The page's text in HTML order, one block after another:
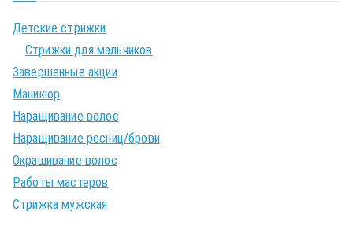
Детские стрижки
Стрижки для мальчиков
Завершенные акции
Маникюр
Наращивание волос
Наращивание ресниц/брови
Окрашивание волос
Работы мастеров
Стрижка мужская